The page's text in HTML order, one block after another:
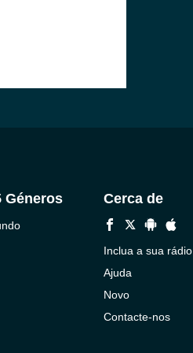
Géneros Cerca de
Inclua a sua rádio
Ajuda
Novo
Contacte-nos